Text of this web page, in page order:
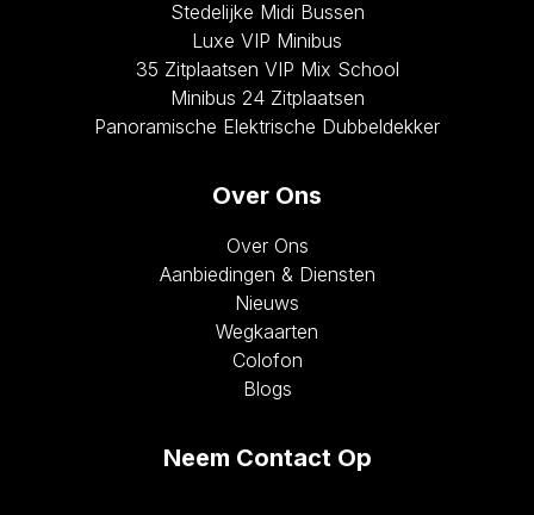
Stedelijke Midi Bussen
Luxe VIP Minibus
35 Zitplaatsen VIP Mix School
Minibus 24 Zitplaatsen
Panoramische Elektrische Dubbeldekker
Over Ons
Over Ons
Aanbiedingen & Diensten
Nieuws
Wegkaarten
Colofon
Blogs
Neem Contact Op